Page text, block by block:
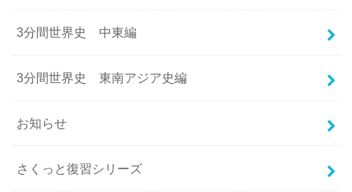
3分間世界史 中東編
3分間世界史 東南アジア史編
お知らせ
さくっと復習シリーズ